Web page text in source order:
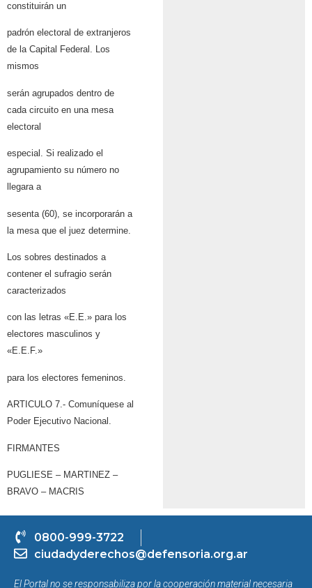
constituirán un
padrón electoral de extranjeros
de la Capital Federal. Los
mismos
serán agrupados dentro de
cada circuito en una mesa
electoral
especial. Si realizado el
agrupamiento su número no
llegara a
sesenta (60), se incorporarán a
la mesa que el juez determine.
Los sobres destinados a
contener el sufragio serán
caracterizados
con las letras «E.E.» para los
electores masculinos y
«E.E.F.»
para los electores femeninos.
ARTICULO 7.- Comuníquese al
Poder Ejecutivo Nacional.
FIRMANTES
PUGLIESE – MARTINEZ –
BRAVO – MACRIS
0800-999-3722
ciudadyderechos@defensoria.org.ar
El Portal no se responsabiliza por la cooperación material necesaria